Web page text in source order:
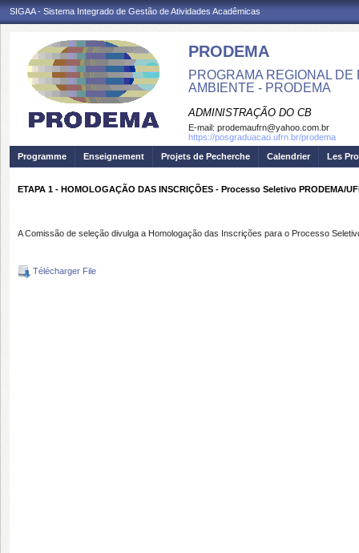
SIGAA - Sistema Integrado de Gestão de Atividades Acadêmicas
PRODEMA
PROGRAMA REGIONAL
AMBIENTE - PRODEMA
ADMINISTRAÇÃO DO CB
E-mail: prodemaufrn@yahoo.com.br
https://posgraduacao.ufrn.br/prodema
Programme
Enseignement Projets de Pecherche Calendrier Les
ETAPA 1 - HOMOLOGAÇÃO DAS INSCRIÇÕES - Processo Seletivo PRODEMA/
A Comissão de seleção divulga a Homologação das Inscrições para o Processo
Télécharger File